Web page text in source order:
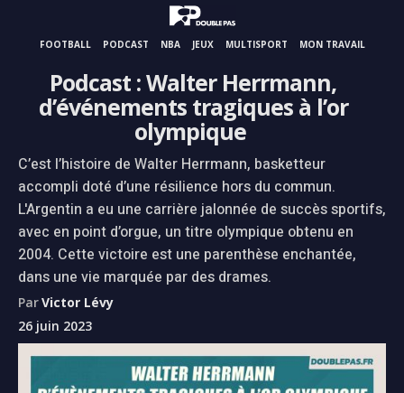
FOOTBALL PODCAST NBA JEUX MULTISPORT MON TRAVAIL
Podcast : Walter Herrmann,
d’événements tragiques à l’or
olympique
C’est l’histoire de Walter Herrmann, basketteur
accompli doté d’une résilience hors du commun.
L'Argentin a eu une carrière jalonnée de succès sportifs,
avec en point d’orgue, un titre olympique obtenu en
2004. Cette victoire est une parenthèse enchantée,
dans une vie marquée par des drames.
ParVictor Lévy
26 juin 2023